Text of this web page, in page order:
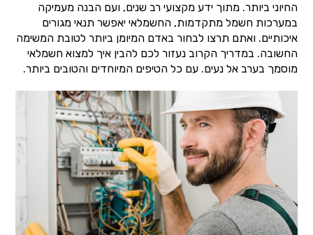
החיוני ביותר. מתוך ידע מקצועי רב שנים, ועם הבנה מעמיקה
במערכות חשמל מתקדמות, החשמלאי יאפשר תנאי מגורים
איכותיים. ואתם תרצו לבחור באדם המיומן ביותר לטובת המשימה
החשובה. במדריך הקרוב נעזור לכם להבין איך למצוא חשמלאי
מוסמך בערב אל נעים. עם כל הטיפים המיוחדים והטובים ביותר.